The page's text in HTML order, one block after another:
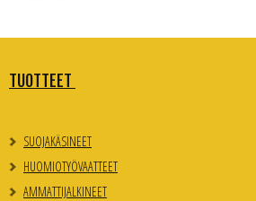
TUOTTEET
SUOJAKÄSINEET
HUOMIOTYÖVAATTEET
AMMATTIJALKINEET